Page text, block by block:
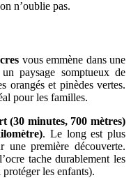
n’oublie pas.
vous emmène dans une
paysage somptueux de
orangés et pinèdes vertes.
pour les familles.
(30 minutes, 700 mètres)
. Le long est plus
première découverte.
tache durablement les
les enfants).